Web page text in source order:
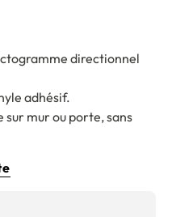
directionnel
adhésif.
mur ou porte, sans